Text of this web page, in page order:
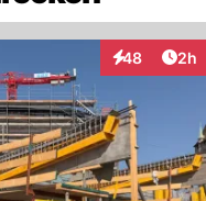
48
Interaktionen
2h